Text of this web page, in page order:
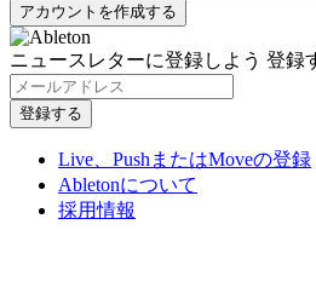
ニュースレターに登録しよう 登録
Live、PushまたはMoveの登録
Abletonについて
採用情報